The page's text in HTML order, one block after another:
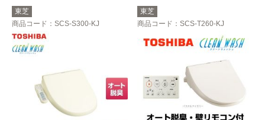
東芝
商品コード ：SCS-S300-KJ
東芝
商品コード ：SCS-T260-KJ